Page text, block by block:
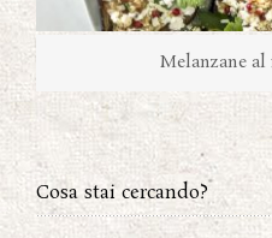
Melanzane
Cosa stai cercando?